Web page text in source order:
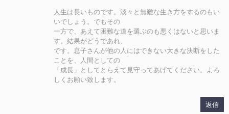
人生は長いものです。淡々と無難な生き方をするのもい
いでしょう。でもその
一方で、あえて困難な道を選ぶのも悪くはないと思いま
す。結果がどうであれ、
です。息子さんが他の人にはできない大きな決断をした
ことを、人間としての
「成長」としてとらえて見守ってあげてください。よろ
しくお願い致します。
返信